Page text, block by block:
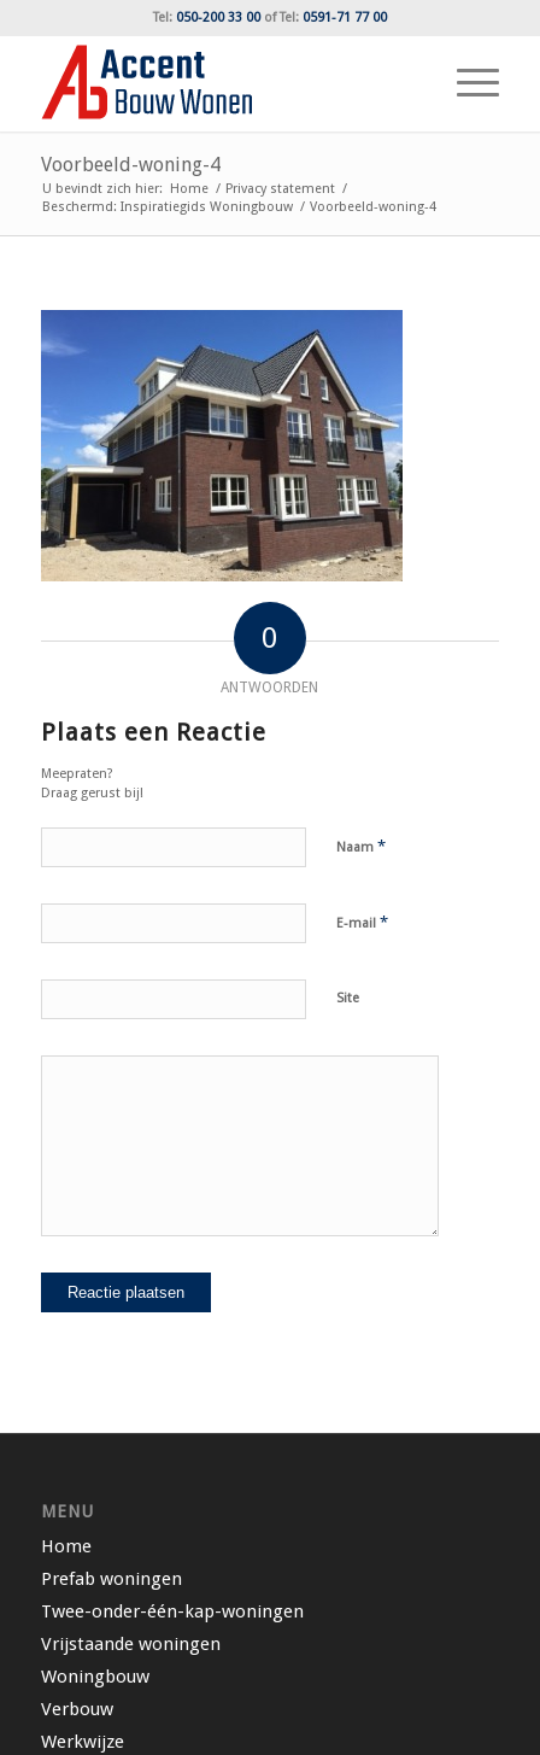
Tel: 050-200 33 00ofTel: 0591-71 77 00
Voorbeeld-woning-4
U bevindt zich hier: Home / Privacy statement /
Beschermd: Inspiratiegids Woningbouw / Voorbeeld-woning-4
0
ANTWOORDEN
Plaats een Reactie
Meepraten?
Draag gerust bij!
Naam *
E-mail *
Site
MENU
Home
Prefab woningen
Twee-onder-één-kap-woningen
Vrijstaande woningen
Woningbouw
Verbouw
Werkwijze